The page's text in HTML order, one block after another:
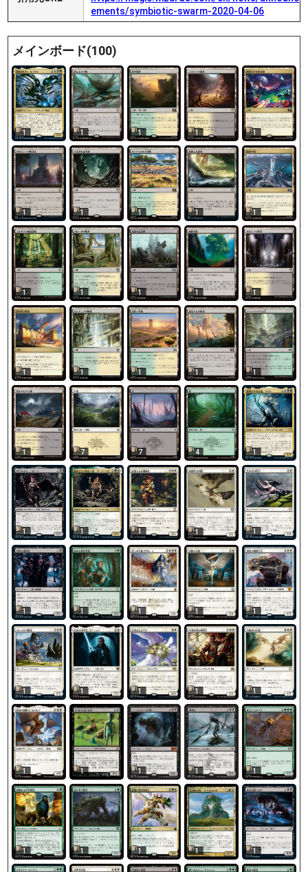
ements/symbiotic-swarm-2020-04-06
メインボード(100)
1 1 1 1 1
1 1 1 1 1
1 1 1 1 1
1 1 1 1 1
1 7 7 4 1
1 1 1 1 1
1 1 1 1 1
1 1 1 1 1
1 1 1 1 1
1 1 1 1 1